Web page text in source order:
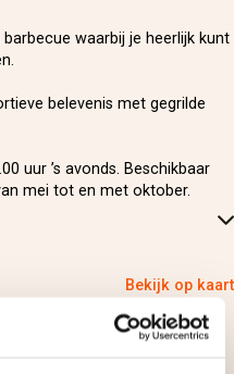
waarbij je heerlijk kunt
belevenis met gegrilde
uur ’s avonds. Beschikbaar
mei tot en met oktober.
Bekijk op kaart